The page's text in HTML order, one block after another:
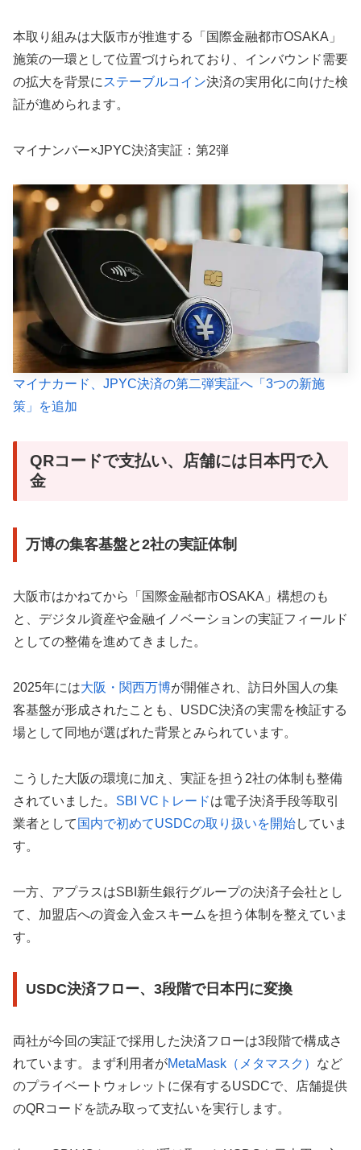
本取り組みは大阪市が推進する「国際金融都市OSAKA」
施策の一環として位置づけられており、インバウンド需要
の拡大を背景に ステーブルコイン決済の実用化に向けた検
証が進められます。
マイナンバー×JPYC決済実証：第2弾
マイナカード、JPYC決済の第二弾実証へ「3つの新施
策」を追加
QRコードで支払い、店舗には日本円で入
金
万博の集客基盤と2社の実証体制
大阪市はかねてから「国際金融都市OSAKA」構想のも
と、デジタル資産や金融イノベーションの実証フィールド
としての整備を進めてきました。
2025年には大阪・関西万博が開催され、訪日外国人の集
客基盤が形成されたことも、USDC決済の実需を検証する
場として同地が選ばれた背景とみられています。
こうした大阪の環境に加え、実証を担う2社の体制も整備
されていました。 SBI VCトレードは電子決済手段等取引
業者として 国内で初めてUSDCの取り扱いを開始していま
す。
一方、アプラスはSBI新生銀行グループの決済子会社とし
て、加盟店への資金入金スキームを担う体制を整えていま
す。
USDC決済フロー、3段階で日本円に変換
両社が今回の実証で採用した決済フローは3段階で構成さ
れています。まず利用者がMetaMask（メタマスク） など
のプライベートウォレットに保有するUSDCで、店舗提供
のQRコードを読み取って支払いを実行します。